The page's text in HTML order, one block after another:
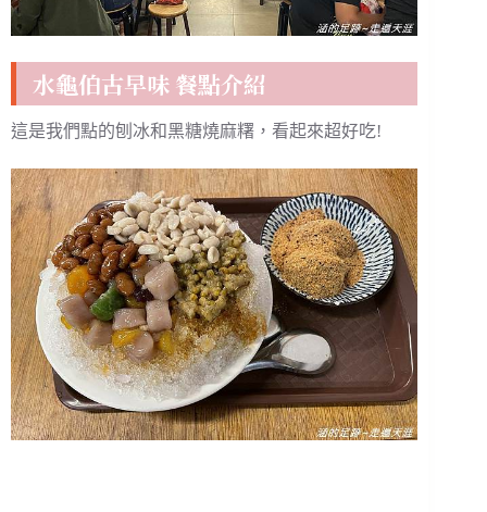
水龜伯古早味 餐點介紹
這是我們點的刨冰和黑糖燒麻糬，看起來超好吃!